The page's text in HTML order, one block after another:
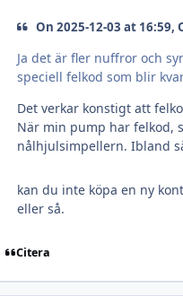
On 2025-12-03 at
Ja det är fler nuffror och
speciell felkod som blir
Det verkar konstigt att
När min pump har felkod,
nålhjulsimpellern. Ibland
kan du inte köpa en ny
eller så.
Citera